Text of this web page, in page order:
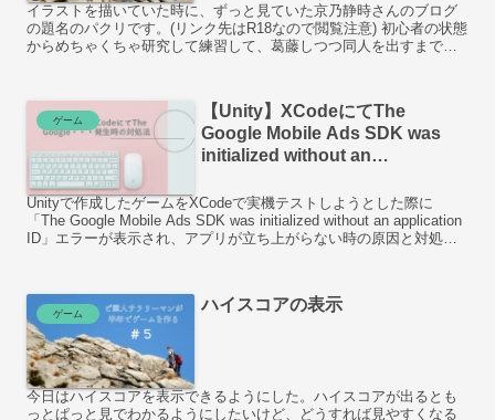
イラストを描いていた時に、ずっと見ていた京乃静時さんのブログ
の題名のパクリです。(リンク先はR18なので閲覧注意) 初心者の状態
からめちゃくちゃ研究して練習して、葛藤しつつ同人を出すまでの
ゲーム
【Unity】XCodeにてThe
Google Mobile Ads SDK was
initialized without an
処法
Unityで作成したゲームをXCodeで実機テストしようとした際に
「The Google Mobile Ads SDK was initialized without an application
ID」エラーが表示され、アプリが立ち上がらない時の原因と対処法
ゲーム ハイスコアの表示
今日はハイスコアを表示できるようにした。ハイスコアが出るとも
っとぱっと見でわかるようにしたいけど、どうすれば見やすくなる